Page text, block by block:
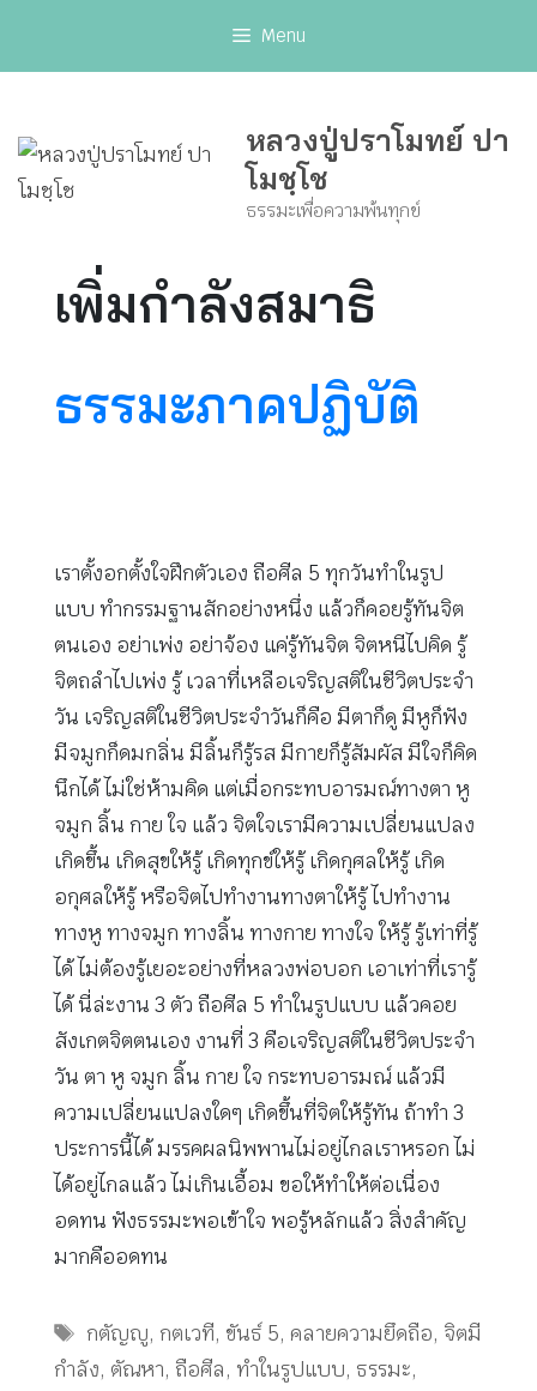
Menu
หลวงปู่ปราโมทย์ ปา
โมชฺโช
ธรรมะเพื่อความพ้นทุกข์
เพิ่มกำลังสมาธิ
ธรรมะภาคปฏิบัติ
เราตั้งอกตั้งใจฝึกตัวเอง ถือศีล 5 ทุกวันทำในรูป
แบบ ทำกรรมฐานสักอย่างหนึ่ง แล้วก็คอยรู้ทันจิต
ตนเอง อย่าเพ่ง อย่าจ้อง แค่รู้ทันจิต จิตหนีไปคิด รู้
จิตถลำไปเพ่ง รู้ เวลาที่เหลือเจริญสติในชีวิตประจำ
วัน เจริญสติในชีวิตประจำวันก็คือ มีตาก็ดู มีหูก็ฟัง
มีจมูกก็ดมกลิ่น มีลิ้นก็รู้รส มีกายก็รู้สัมผัส มีใจก็คิด
นึกได้ ไม่ใช่ห้ามคิด แต่เมื่อกระทบอารมณ์ทางตา หู
จมูก ลิ้น กาย ใจ แล้ว จิตใจเรามีความเปลี่ยนแปลง
เกิดขึ้น เกิดสุขให้รู้ เกิดทุกข์ให้รู้ เกิดกุศลให้รู้ เกิด
อกุศลให้รู้ หรือจิตไปทำงานทางตาให้รู้ ไปทำงาน
ทางหู ทางจมูก ทางลิ้น ทางกาย ทางใจ ให้รู้ รู้เท่าที่รู้
ได้ ไม่ต้องรู้เยอะอย่างที่หลวงพ่อบอก เอาเท่าที่เรารู้
ได้ นี่ล่ะงาน 3 ตัว ถือศีล 5 ทำในรูปแบบ แล้วคอย
สังเกตจิตตนเอง งานที่ 3 คือเจริญสติในชีวิตประจำ
วัน ตา หู จมูก ลิ้น กาย ใจ กระทบอารมณ์ แล้วมี
ความเปลี่ยนแปลงใดๆ เกิดขึ้นที่จิตให้รู้ทัน ถ้าทำ 3
ประการนี้ได้ มรรคผลนิพพานไม่อยู่ไกลเราหรอก ไม่
ได้อยู่ไกลแล้ว ไม่เกินเอื้อม ขอให้ทำให้ต่อเนื่อง
อดทน ฟังธรรมะพอเข้าใจ พอรู้หลักแล้ว สิ่งสำคัญ
มากคืออดทน
Tags
กตัญญู, กตเวที, ขันธ์ 5,คลายความยึดถือ, จิตมี
กำลัง, ตัณหา, ถือศีล, ทำในรูปแบบ, ธรรมะ,